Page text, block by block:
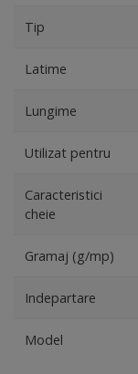
Tip
Latime
Lungime
Utilizat pentru
Caracteristici
cheie
Gramaj (g/mp)
Indepartare
Model